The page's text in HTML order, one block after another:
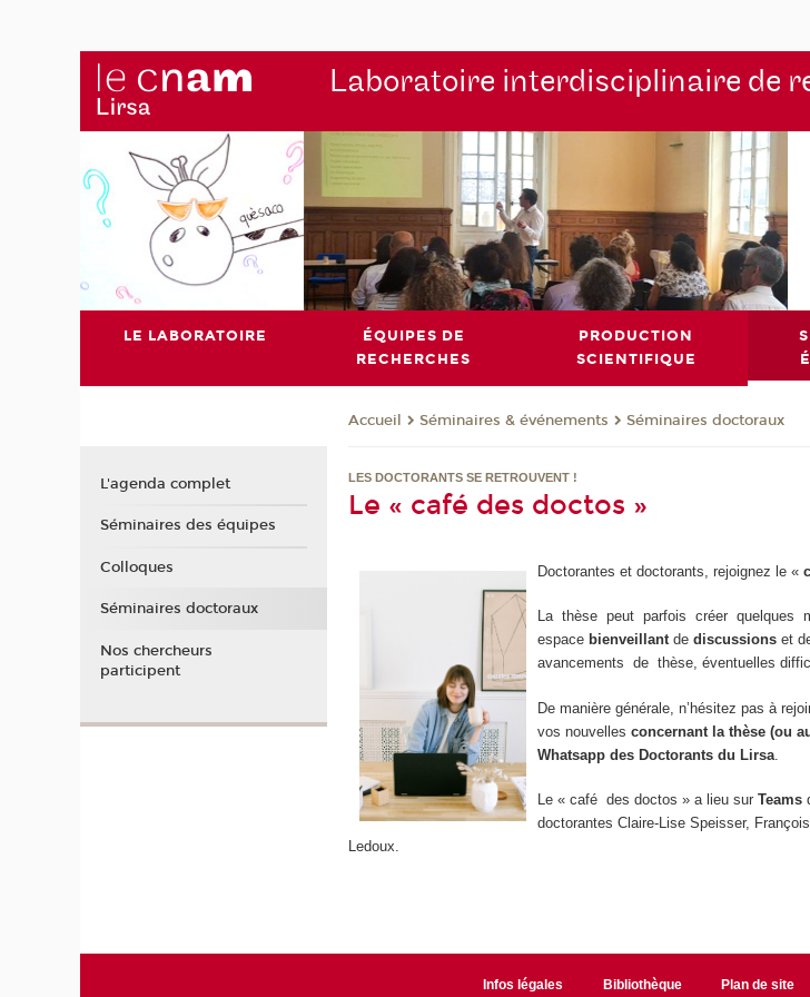
Laboratoire interdisciplinaire de
LE LABORATOIRE
ÉQUIPES DE
RECHERCHES
PRODUCTION
SCIENTIFIQUE
Accueil Séminaires & événements Séminaires doctoraux
LES DOCTORANTS SE RETROUVENT !
Le « café des doctos »
Doctorantes et doctorants, rejoignez le «
La thèse peut parfois créer quelques
espace bienveillantdediscussionset
avancements de thèse, éventuelles
De manière générale, n’hésitez pas à
vos nouvelles concernant la thèse (ou
Whatsapp des Doctorants du Lirsa
Le « café des doctos » a lieu surTeams
doctorantes Claire-Lise Speisser,
Ledoux.
L'agenda complet
Séminaires des équipes
Colloques
Séminaires doctoraux
Nos chercheurs
participent
Infos légales Bibliothèque Plan de site